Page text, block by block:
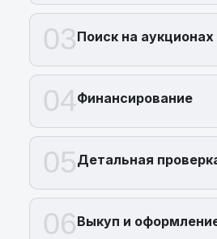
03Поиск на
04Финансирование
05Детальная
06Выкуп и